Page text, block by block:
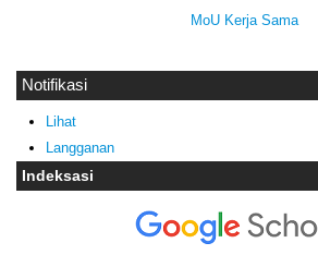
MoU Kerja Sama
Notifikasi
Lihat
Langganan
Indeksasi